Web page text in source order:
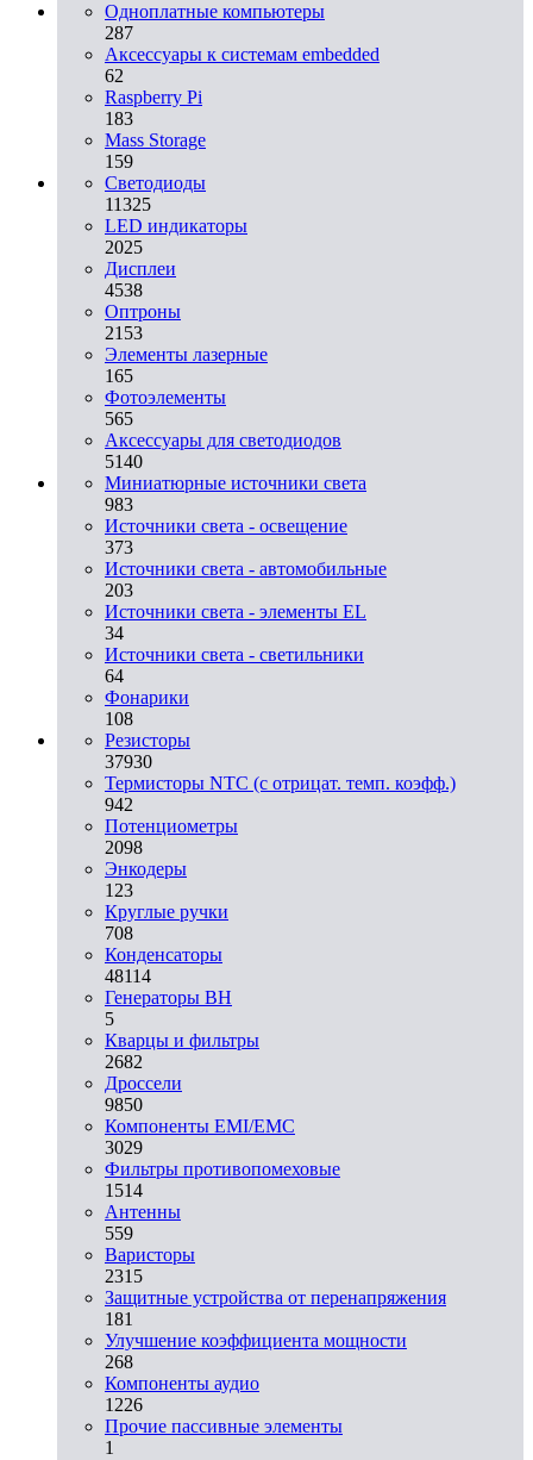
Одноплатные компьютеры
287
Аксессуары к системам embedded
62
Raspberry Pi
183
Mass Storage
159
Светодиоды
11325
LED индикаторы
2025
Дисплеи
4538
Оптроны
2153
Элементы лазерные
165
Фотоэлементы
565
Аксессуары для светодиодов
5140
Миниатюрные источники света
983
Источники света - освещение
373
Источники света - автомобильные
203
Источники света - элементы EL
34
Источники света - светильники
64
Фонарики
108
Резисторы
37930
Термисторы NTC (с отрицат. темп. коэфф.)
942
Потенциометры
2098
Энкодеры
123
Круглые ручки
708
Конденсаторы
48114
Генераторы ВН
5
Кварцы и фильтры
2682
Дроссели
9850
Компоненты EMI/EMC
3029
Фильтры противопомеховые
1514
Антенны
559
Варисторы
2315
Защитные устройства от перенапряжения
181
Улучшение коэффициента мощности
268
Компоненты аудио
1226
Прочие пассивные элементы
1